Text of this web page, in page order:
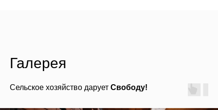
Галерея
Сельское хозяйство дарует Свободу!